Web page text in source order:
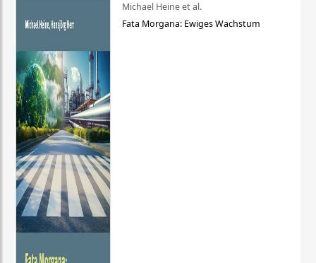
Michael Heine et al.
Fata Morgana: Ewiges Wachstum